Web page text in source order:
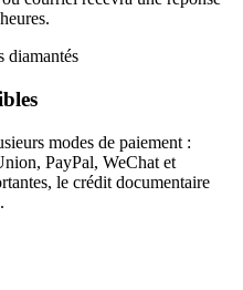
modes de paiement :
PayPal, WeChat et
le crédit documentaire